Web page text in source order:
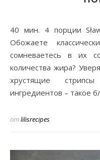
40 мин. 4 порции Sławomir Fajer, stock.adobe.com 5
Обожаете
сомневаетесь в их
количества жира?
хрустящие
ингредиентов – такое
отlilisrecipes